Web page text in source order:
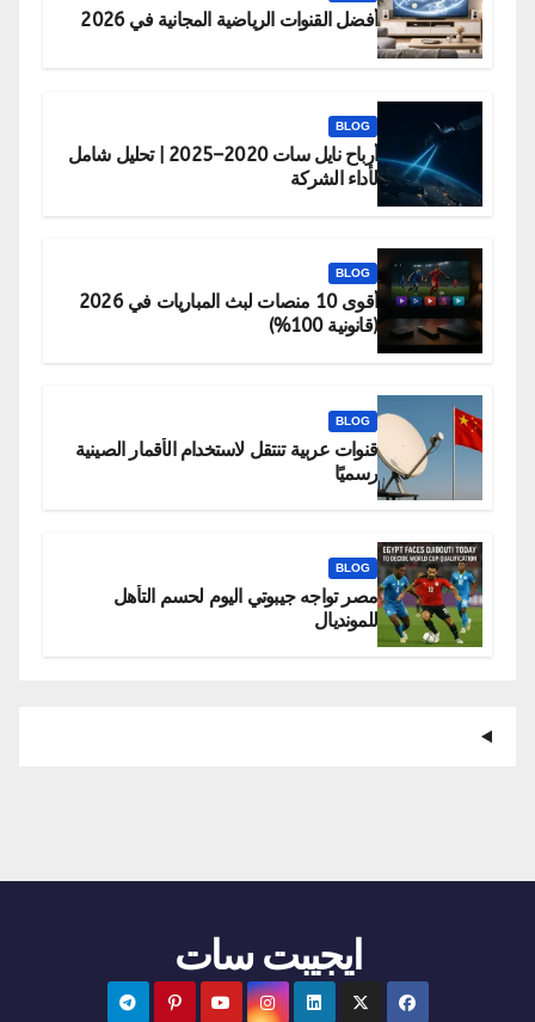
أفضل القنوات الرياضية المجانية في 2026
BLOG
أرباح نايل سات 2020–2025 | تحليل شامل
لأداء الشركة
BLOG
أقوى 10 منصات لبث المباريات في 2026
(قانونية 100%)
BLOG
قنوات عربية تنتقل لاستخدام الأقمار الصينية
رسميًا
BLOG
مصر تواجه جيبوتي اليوم لحسم التأهل
للمونديال
ايجيبت سات